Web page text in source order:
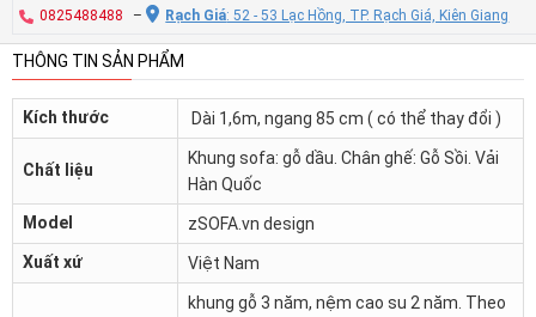
0825488488 – Rạch Giá: 52 - 53 Lạc Hồng, TP. Rạch Giá, Kiên Giang
THÔNG TIN SẢN PHẨM
Kích thước Dài 1,6m, ngang 85 cm ( có thể thay đổi )
Chất liệu
Khung sofa: gỗ dầu. Chân ghế: Gỗ Sồi. Vải
Hàn Quốc
Model
zSOFA.vn design
Xuất xứ
Việt Nam
khung gỗ 3 năm, nệm cao su 2 năm. Theo